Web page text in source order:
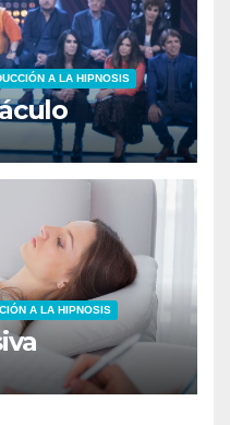
A LA HIPNOSIS
A LA HIPNOSIS